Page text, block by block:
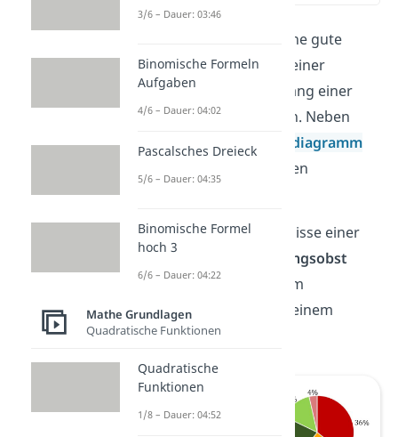
ist eine gute
Möglichkeit, Ergebnisse einer
Umfrage oder den Ausgang einer
Wahl bildlich darzustellen. Neben
dem
Säulen- und Balkendiagramm
ist es eines der wichtigsten
Hier siehst du die Ergebnisse einer
Umfrage über das
Lieblingsobst
einer Schulklasse in einem
Säulendiagramm und in einem
Kreisdiagramm:
3/6 – Dauer: 03:46
Binomische Formeln
Aufgaben
4/6 – Dauer: 04:02
Pascalsches Dreieck
5/6 – Dauer: 04:35
Binomische Formel
hoch 3
6/6 – Dauer: 04:22
Mathe Grundlagen
Quadratische Funktionen
Quadratische
Funktionen
1/8 – Dauer: 04:52